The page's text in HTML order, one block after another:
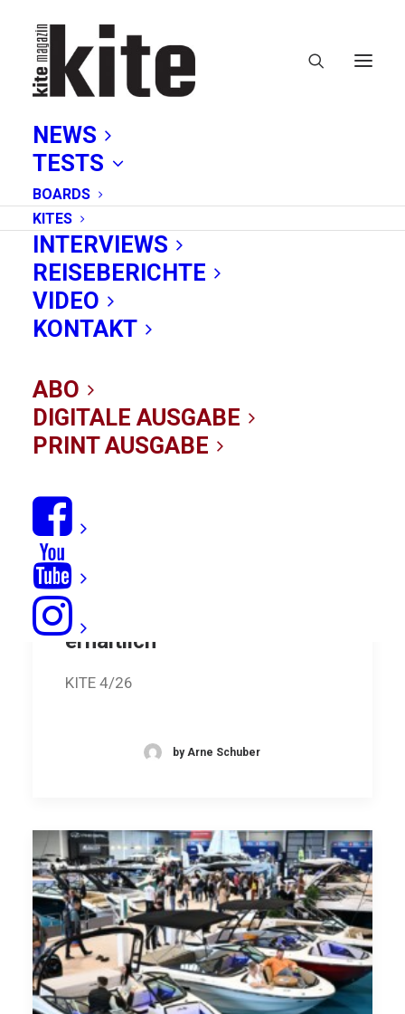
NEWS
TESTS
BOARDS
KITES
INTERVIEWS
REISEBERICHTE
VIDEO
KONTAKT
ABO
DIGITALE AUSGABE
PRINT AUSGABE
News
KITE 4/26 - ab sofort
erhältlich
KITE 4/26
by Arne Schuber